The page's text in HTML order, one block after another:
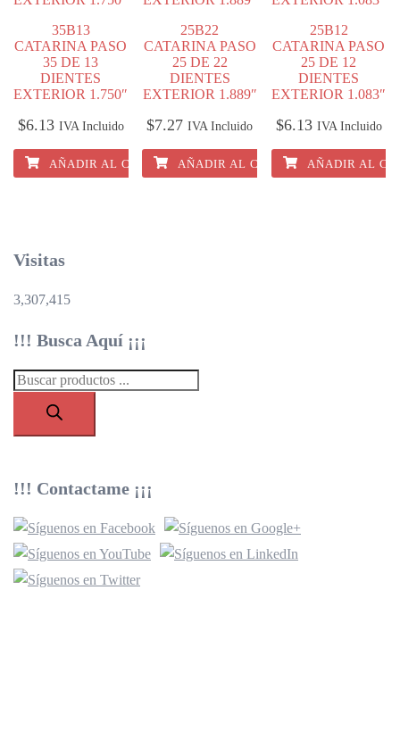
35B13
CATARINA PASO
35 DE 13
DIENTES
EXTERIOR 1.750″
$6.13 IVA Incluido
AÑADIR AL CARRITO
25B22
CATARINA PASO
25 DE 22
DIENTES
EXTERIOR 1.889″
$7.27 IVA Incluido
AÑADIR AL CARRITO
25B12
CATARINA PASO
25 DE 12
DIENTES
EXTERIOR 1.083″
$6.13 IVA Incluido
AÑADIR AL
Visitas
3,307,415
!!! Busca Aquí ¡¡¡
Búsqueda
productos
!!! Contactame ¡¡¡